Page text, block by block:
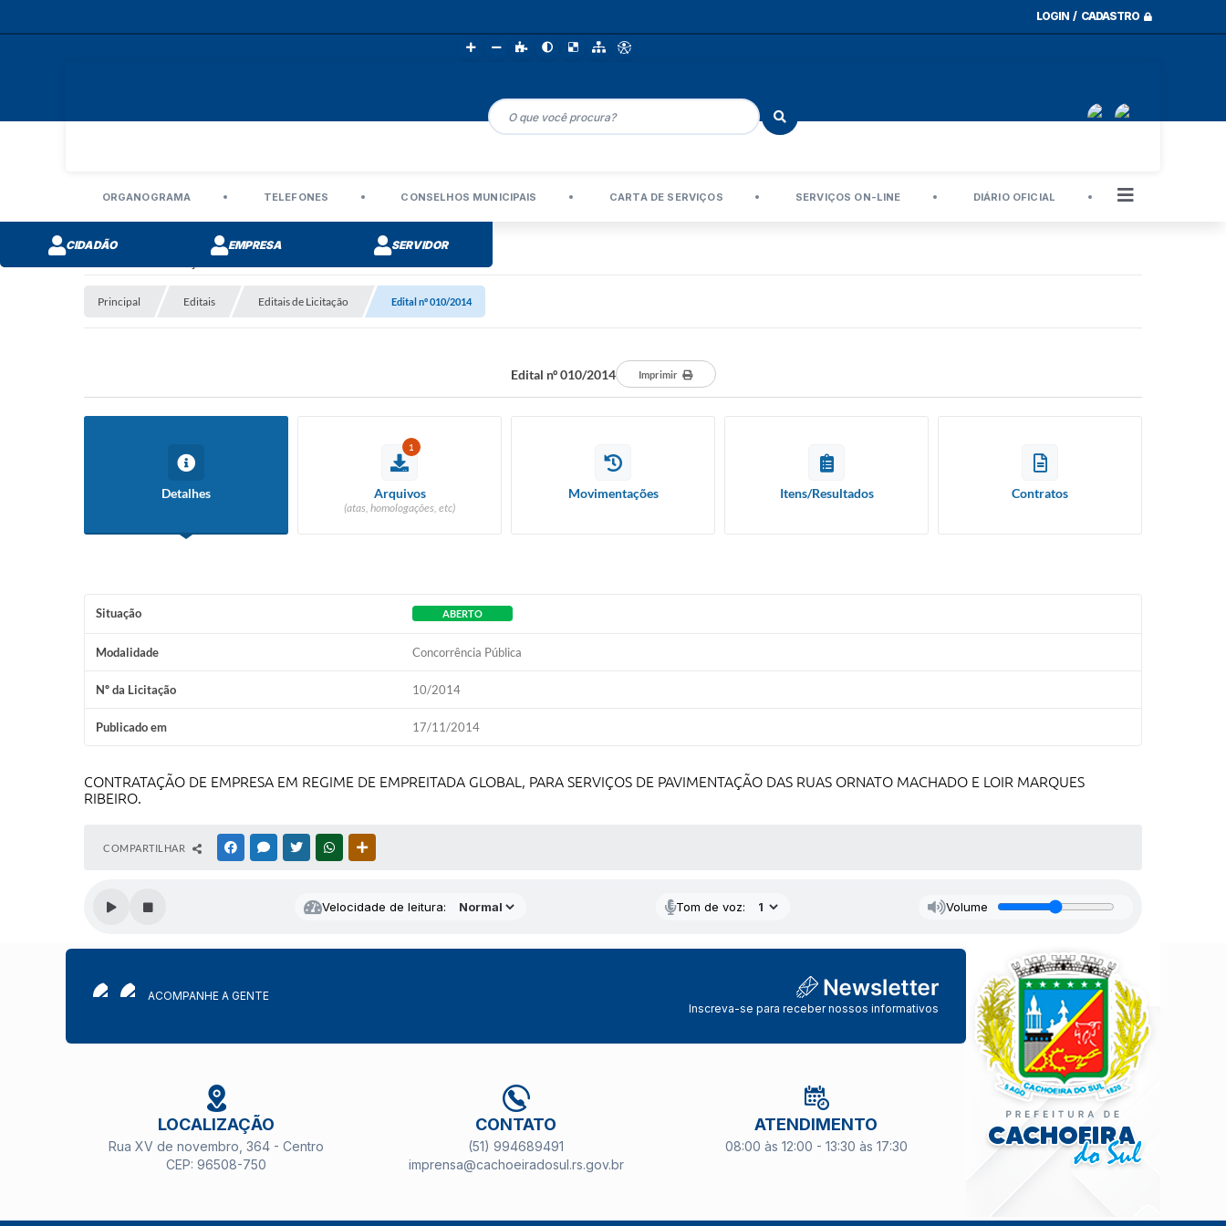
LOGIN / CADASTRO
ORGANOGRAMA TELEFONES CONSELHOS MUNICIPAIS CARTA DE SERVIÇOS SERVIÇOS ON-LINE DIÁRIO OFICIAL
CIDADÃO EMPRESA SERVIDOR
Editais de Licitação
Principal Editais Editais de Licitação Edital nº 010/2014
Edital nº 010/2014 Imprimir
Detalhes
1
Arquivos
(atas, homologações, etc)
Movimentações Itens/Resultados Contratos
Situação ABERTO
Modalidade Concorrência Pública
Nº da Licitação 10/2014
Publicado em 17/11/2014
CONTRATAÇÃO DE EMPRESA EM REGIME DE EMPREITADA GLOBAL, PARA SERVIÇOS DE PAVIMENTAÇÃO DAS RUAS ORNATO MACHADO E LOIR MARQUES
RIBEIRO.
COMPARTILHAR FACEBOOKMESSENGER
TWITTERWHATSAPP
Velocidade de leitura: Tom de voz: Volume
ACOMPANHE A GENTE
Inscreva-se para receber nossos informativos
LOCALIZAÇÃO
Rua XV de novembro, 364 - Centro
CEP: 96508-750
CONTATO
(51) 994689491
imprensa@cachoeiradosul.rs.gov.br
ATENDIMENTO
08:00 às 12:00 - 13:30 às 17:30